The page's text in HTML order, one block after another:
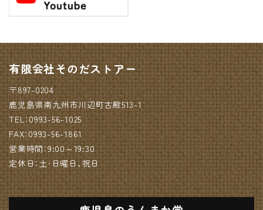
有限会社そのだストアー
〒897-0204
鹿児島県南九州市川辺町古殿513-1
TEL：0993-56-1025
FAX：0993-56-1861
営業時間：9:00～19:30
定休日：土・日曜日、祝日